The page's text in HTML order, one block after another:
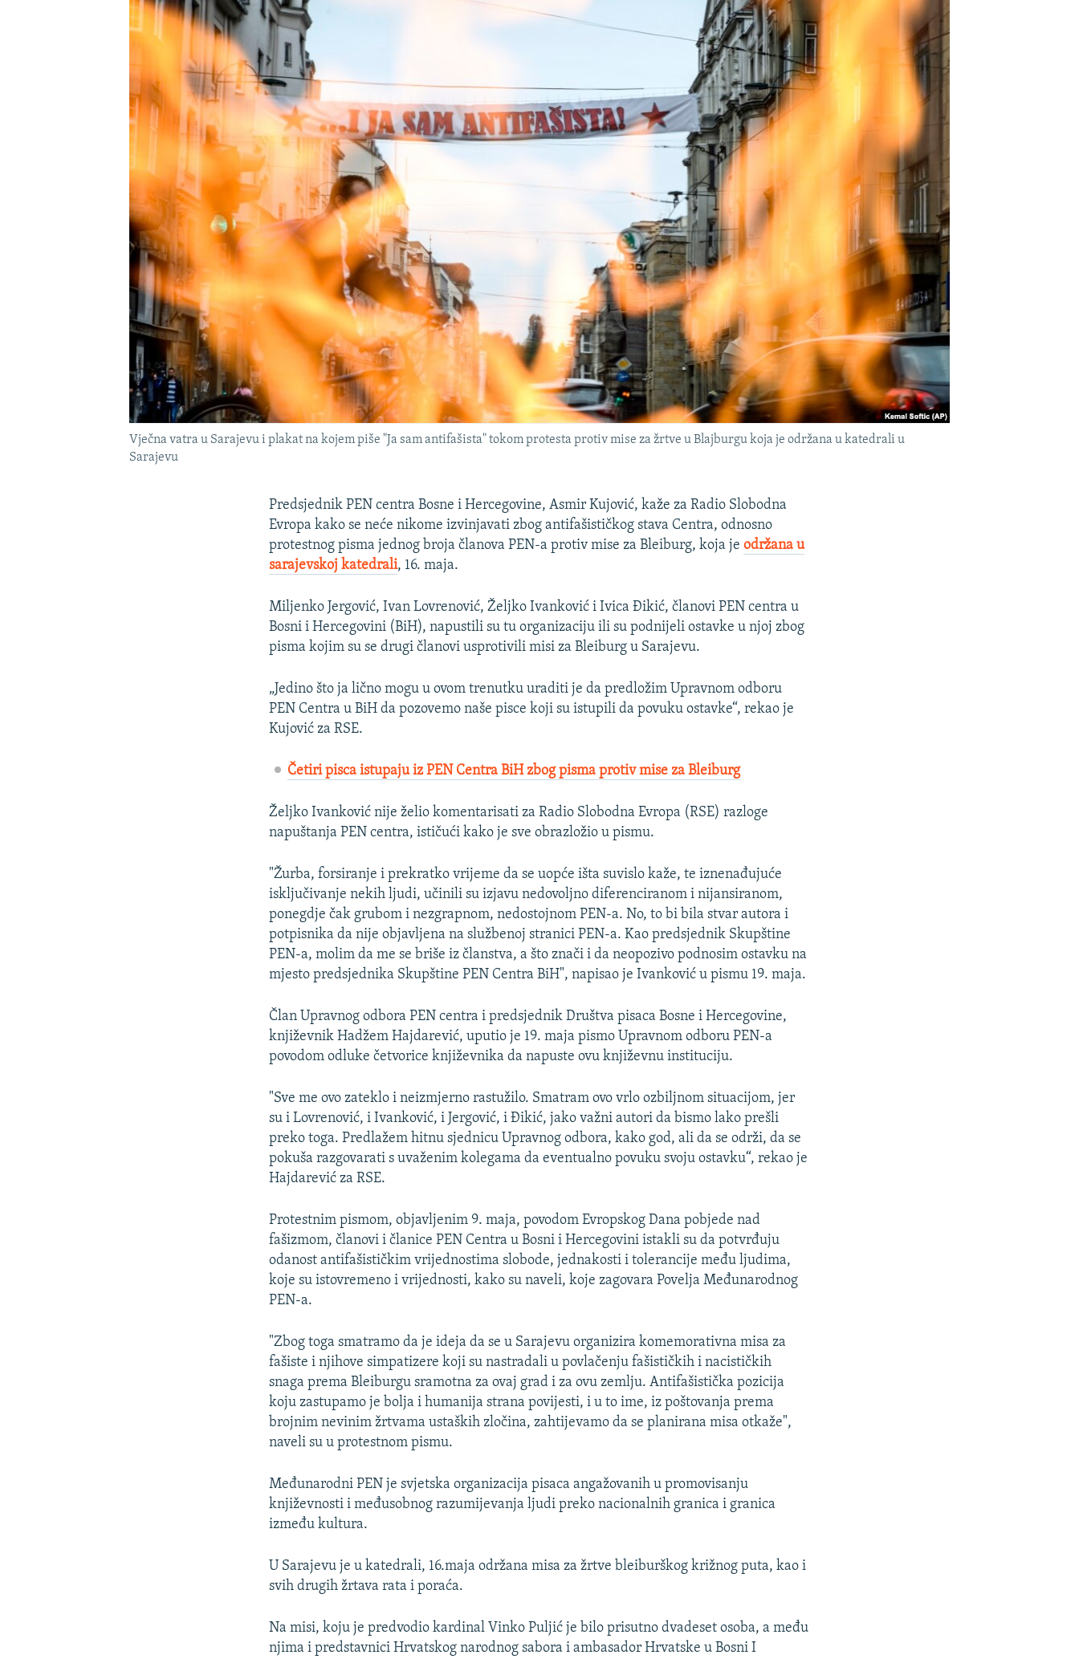
GENOCID U SREBRENICI
TRI DECENIJE OD RATA U BIH
NASTANAK I RASPAD JUGOSLAVIJE
Vječna vatra u Sarajevu i plakat na kojem piše "Ja sam antifašista" tokom protesta protiv mise za žrtve u Blajburgu koja je održana u katedrali u
Sarajevu
Predsjednik PEN centra Bosne i Hercegovine, Asmir Kujović, kaže za Radio Slobodna
Evropa kako se neće nikome izvinjavati zbog antifašističkog stava Centra, odnosno
protestnog pisma jednog broja članova PEN-a protiv mise za Bleiburg, koja jeodržana u
sarajevskoj katedrali, 16. maja.
Miljenko Jergović, Ivan Lovrenović, Željko Ivanković i Ivica Đikić, članovi PEN centra u
Bosni i Hercegovini (BiH), napustili su tu organizaciju ili su podnijeli ostavke u njoj zbog
pisma kojim su se drugi članovi usprotivili misi za Bleiburg u Sarajevu.
„Jedino što ja lično mogu u ovom trenutku uraditi je da predložim Upravnom odboru
PEN Centra u BiH da pozovemo naše pisce koji su istupili da povuku ostavke“, rekao je
Kujović za RSE.
Četiri pisca istupaju iz PEN Centra BiH zbog pisma protiv mise za Bleiburg
Željko Ivanković nije želio komentarisati za Radio Slobodna Evropa (RSE) razloge
napuštanja PEN centra, ističući kako je sve obrazložio u pismu.
"Žurba, forsiranje i prekratko vrijeme da se uopće išta suvislo kaže, te iznenađujuće
isključivanje nekih ljudi, učinili su izjavu nedovoljno diferenciranom i nijansiranom,
ponegdje čak grubom i nezgrapnom, nedostojnom PEN-a. No, to bi bila stvar autora i
potpisnika da nije objavljena na službenoj stranici PEN-a. Kao predsjednik Skupštine
PEN-a, molim da me se briše iz članstva, a što znači i da neopozivo podnosim ostavku na
mjesto predsjednika Skupštine PEN Centra BiH", napisao je Ivanković u pismu 19. maja.
Član Upravnog odbora PEN centra i predsjednik Društva pisaca Bosne i Hercegovine,
književnik Hadžem Hajdarević, uputio je 19. maja pismo Upravnom odboru PEN-a
povodom odluke četvorice književnika da napuste ovu književnu instituciju.
"Sve me ovo zateklo i neizmjerno rastužilo. Smatram ovo vrlo ozbiljnom situacijom, jer
su i Lovrenović, i Ivanković, i Jergović, i Đikić, jako važni autori da bismo lako prešli
preko toga. Predlažem hitnu sjednicu Upravnog odbora, kako god, ali da se održi, da se
pokuša razgovarati s uvaženim kolegama da eventualno povuku svoju ostavku“, rekao je
Hajdarević za RSE.
Protestnim pismom, objavljenim 9. maja, povodom Evropskog Dana pobjede nad
fašizmom, članovi i članice PEN Centra u Bosni i Hercegovini istakli su da potvrđuju
odanost antifašističkim vrijednostima slobode, jednakosti i tolerancije među ljudima,
koje su istovremeno i vrijednosti, kako su naveli, koje zagovara Povelja Međunarodnog
PEN-a.
"Zbog toga smatramo da je ideja da se u Sarajevu organizira komemorativna misa za
fašiste i njihove simpatizere koji su nastradali u povlačenju fašističkih i nacističkih
snaga prema Bleiburgu sramotna za ovaj grad i za ovu zemlju. Antifašistička pozicija
koju zastupamo je bolja i humanija strana povijesti, i u to ime, iz poštovanja prema
brojnim nevinim žrtvama ustaških zločina, zahtijevamo da se planirana misa otkaže",
naveli su u protestnom pismu.
Međunarodni PEN je svjetska organizacija pisaca angažovanih u promovisanju
književnosti i međusobnog razumijevanja ljudi preko nacionalnih granica i granica
između kultura.
U Sarajevu je u katedrali, 16.maja održana misa za žrtve bleiburškog križnog puta, kao i
svih drugih žrtava rata i poraća.
Na misi, koju je predvodio kardinal Vinko Puljić je bilo prisutno dvadeset osoba, a među
njima i predstavnici Hrvatskog narodnog sabora i ambasador Hrvatske u Bosni I